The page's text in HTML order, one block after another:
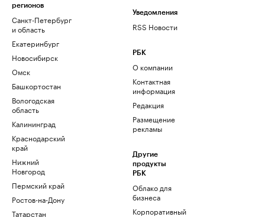
регионов
Санкт-Петербург
и область
Екатеринбург
Новосибирск
Омск
Башкортостан
Вологодская
область
Калининград
Краснодарский
край
Нижний
Новгород
Пермский край
Ростов-на-Дону
Татарстан
Уведомления
RSS Новости
РБК
О компании
Контактная
информация
Редакция
Размещение
рекламы
Другие
продукты
РБК
Облако для
бизнеса
Корпоративный